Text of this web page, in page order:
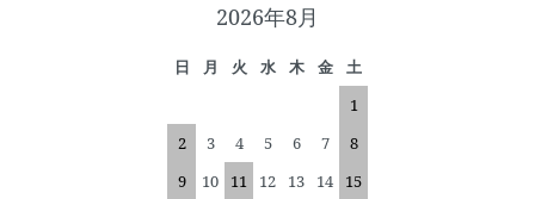
2026年8月
日 月 火 水 木 金
土
1
2
3 4 5 6 7
8
9
10 11 12 13 14
15